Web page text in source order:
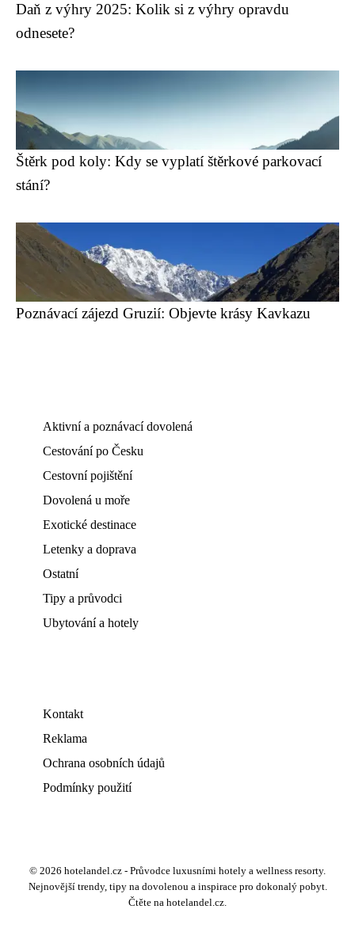
Daň z výhry 2025: Kolik si z výhry opravdu
odnesete?
Štěrk pod koly: Kdy se vyplatí štěrkové parkovací
stání?
Poznávací zájezd Gruzií: Objevte krásy Kavkazu
Aktivní a poznávací dovolená
Cestování po Česku
Cestovní pojištění
Dovolená u moře
Exotické destinace
Letenky a doprava
Ostatní
Tipy a průvodci
Ubytování a hotely
Kontakt
Reklama
Ochrana osobních údajů
Podmínky použití
© 2026 hotelandel.cz - Průvodce luxusními hotely a wellness resorty.
Nejnovější trendy, tipy na dovolenou a inspirace pro dokonalý pobyt.
Čtěte na hotelandel.cz.